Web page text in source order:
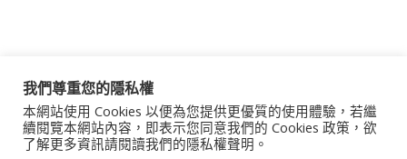
關於我們 聯絡我們 服務條款 隱私權政策
著作權聲明 作者群
我們尊重您的隱私權
本網站使用 Cookies 以便為您提供更優質的使用體驗，若繼
續閱覽本網站內容，即表示您同意我們的 Cookies 政策，欲
了解更多資訊請閱讀我們的隱私權聲明。